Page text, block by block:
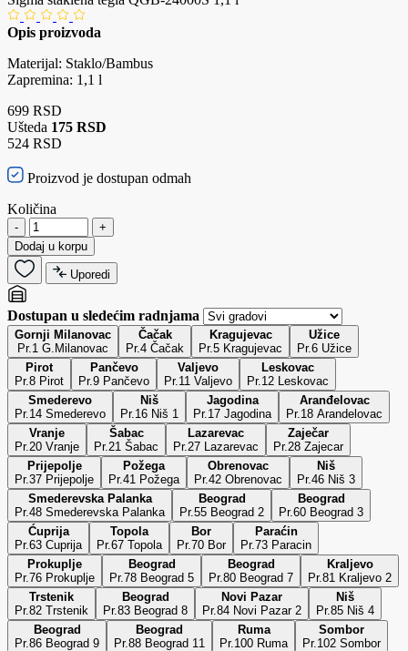
Opis proizvoda
Materijal: Staklo/Bambus
Zapremina: 1,1 l
699 RSD
Ušteda 175 RSD
524 RSD
Proizvod je dostupan odmah
Količina
-
+
Dodaj u korpu
Uporedi
Dostupan u sledećim radnjama
Gornji Milanovac
Pr.1 G.Milanovac
Čačak
Pr.4 Čačak
Kragujevac
Pr.5 Kragujevac
Užice
Pr.6 Užice
Pirot
Pr.8 Pirot
Pančevo
Pr.9 Pančevo
Valjevo
Pr.11 Valjevo
Leskovac
Pr.12 Leskovac
Smederevo
Pr.14 Smederevo
Niš
Pr.16 Niš 1
Jagodina
Pr.17 Jagodina
Aranđelovac
Pr.18 Arandelovac
Vranje
Pr.20 Vranje
Šabac
Pr.21 Šabac
Lazarevac
Pr.27 Lazarevac
Zaječar
Pr.28 Zajecar
Prijepolje
Pr.37 Prijepolje
Požega
Pr.41 Požega
Obrenovac
Pr.42 Obrenovac
Niš
Pr.46 Niš 3
Smederevska Palanka
Pr.48 Smederevska Palanka
Beograd
Pr.55 Beograd 2
Beograd
Pr.60 Beograd 3
Ćuprija
Pr.63 Cuprija
Topola
Pr.67 Topola
Bor
Pr.70 Bor
Paraćin
Pr.73 Paracin
Prokuplje
Pr.76 Prokuplje
Beograd
Pr.78 Beograd 5
Beograd
Pr.80 Beograd 7
Kraljevo
Pr.81 Kraljevo 2
Trstenik
Pr.82 Trstenik
Beograd
Pr.83 Beograd 8
Novi Pazar
Pr.84 Novi Pazar 2
Niš
Pr.85 Niš 4
Beograd
Pr.86 Beograd 9
Beograd
Pr.88 Beograd 11
Ruma
Pr.100 Ruma
Sombor
Pr.102 Sombor